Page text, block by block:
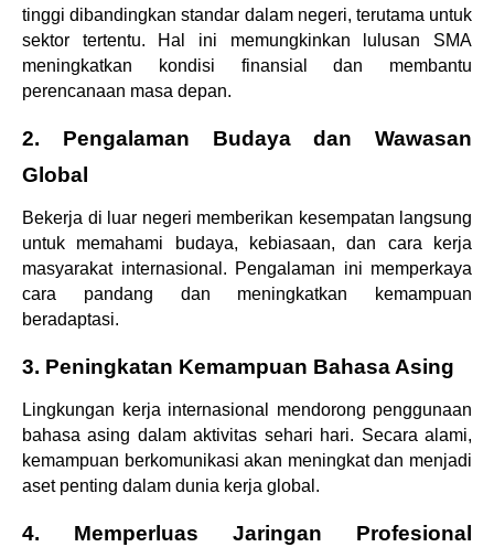
tinggi dibandingkan standar dalam negeri, terutama untuk
sektor tertentu. Hal ini memungkinkan lulusan SMA
meningkatkan kondisi finansial dan membantu
perencanaan masa depan.
2. Pengalaman Budaya dan Wawasan
Global
Bekerja di luar negeri memberikan kesempatan langsung
untuk memahami budaya, kebiasaan, dan cara kerja
masyarakat internasional. Pengalaman ini memperkaya
cara pandang dan meningkatkan kemampuan
beradaptasi.
3. Peningkatan Kemampuan Bahasa Asing
Lingkungan kerja internasional mendorong penggunaan
bahasa asing dalam aktivitas sehari hari. Secara alami,
kemampuan berkomunikasi akan meningkat dan menjadi
aset penting dalam dunia kerja global.
4. Memperluas Jaringan Profesional